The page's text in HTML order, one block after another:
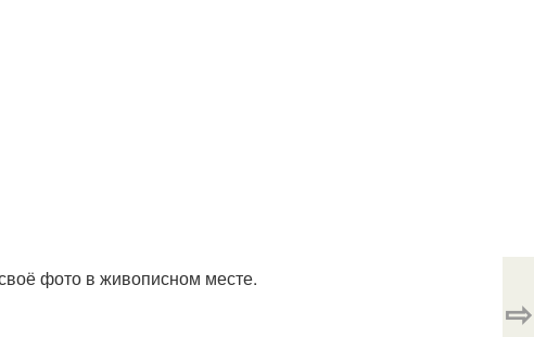
фото в живописном месте.
⇨